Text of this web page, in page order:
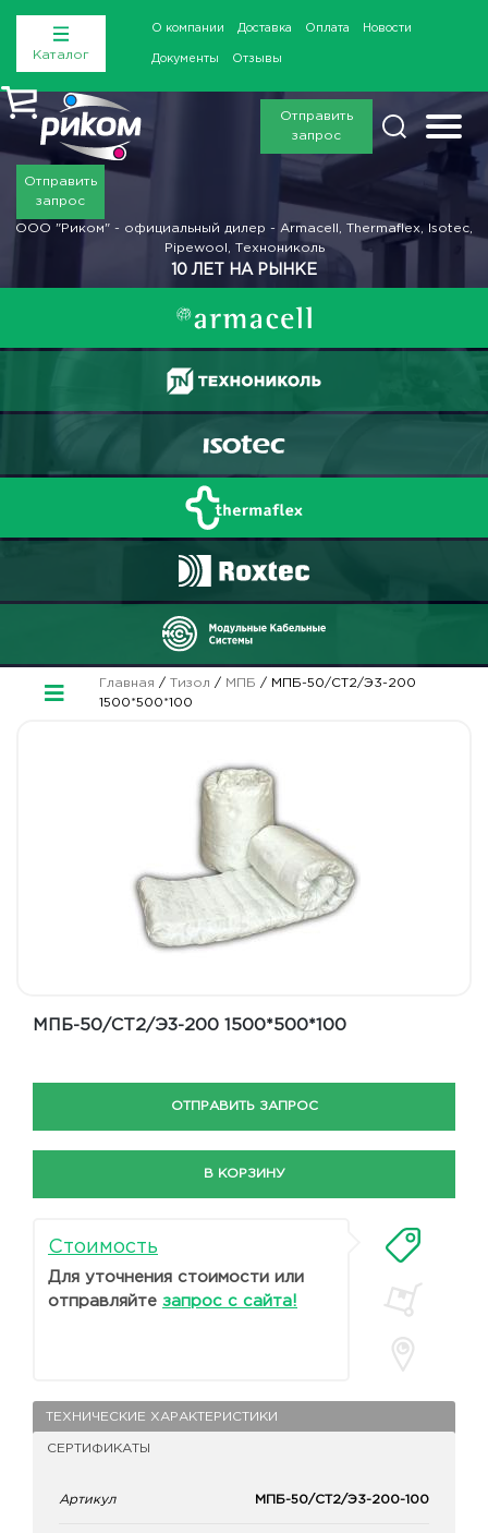
Каталог
О компании Доставка Оплата Новости
Документы Отзывы
Отправить
запрос
Отправить
запрос
ООО "Риком" - официальный дилер - Armacell, Thermaflex, Isotec,
Pipewool, Технониколь
10 ЛЕТ НА РЫНКЕ
Главная / Тизол / МПБ / МПБ-50/СТ2/Э3-200
1500*500*100
МПБ-50/СТ2/Э3-200 1500*500*100
ОТПРАВИТЬ ЗАПРОС
В КОРЗИНУ
Стоимость
Для уточнения стоимости или
отправляйте запрос с сайта!
ТЕХНИЧЕСКИЕ ХАРАКТЕРИСТИКИ
СЕРТИФИКАТЫ
Артикул МПБ-50/СТ2/Э3-200-100